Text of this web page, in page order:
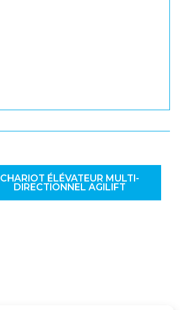
CHARIOT ÉLÉVATEUR MULTI-
DIRECTIONNEL AGILIFT